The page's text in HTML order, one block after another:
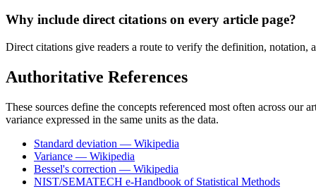
Why include direct citations on every article page?
Direct citations give readers a route to verify the definition, notation,
Authoritative References
These sources define the concepts referenced most often across our
variance expressed in the same units as the data.
Standard deviation — Wikipedia
Variance — Wikipedia
Bessel's correction — Wikipedia
NIST/SEMATECH e-Handbook of Statistical Methods